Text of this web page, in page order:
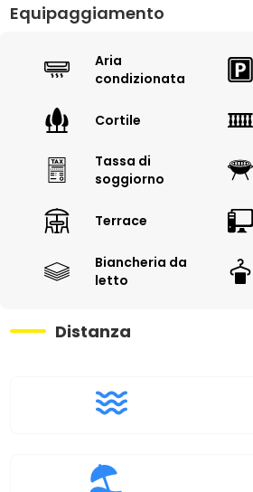
Equipaggiamento
Aria
condizionata
Cortile
Tassa di
soggiorno
Terrace
Biancheria da
letto
Distanza